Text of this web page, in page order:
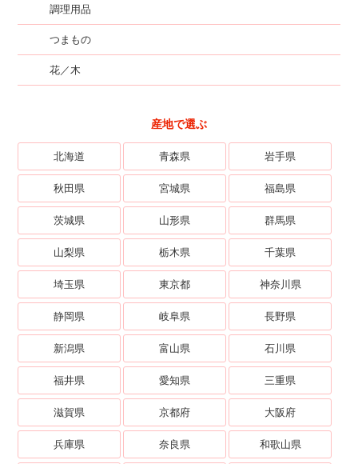
調理用品
つまもの
花／木
産地で選ぶ
北海道 青森県 岩手県
秋田県 宮城県 福島県
茨城県 山形県 群馬県
山梨県 栃木県 千葉県
埼玉県 東京都 神奈川県
静岡県 岐阜県 長野県
新潟県 富山県 石川県
福井県 愛知県 三重県
滋賀県 京都府 大阪府
兵庫県 奈良県 和歌山県